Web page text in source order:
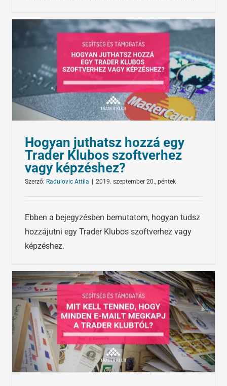
Hogyan juthatsz hozzá egy
Trader Klubos szoftverhez
vagy képzéshez?
Szerző: Radulovic Attila 2019. szeptember 20., péntek
Ebben a bejegyzésben bemutatom, hogyan tudsz
hozzájutni egy Trader Klubos szoftverhez vagy
képzéshez.